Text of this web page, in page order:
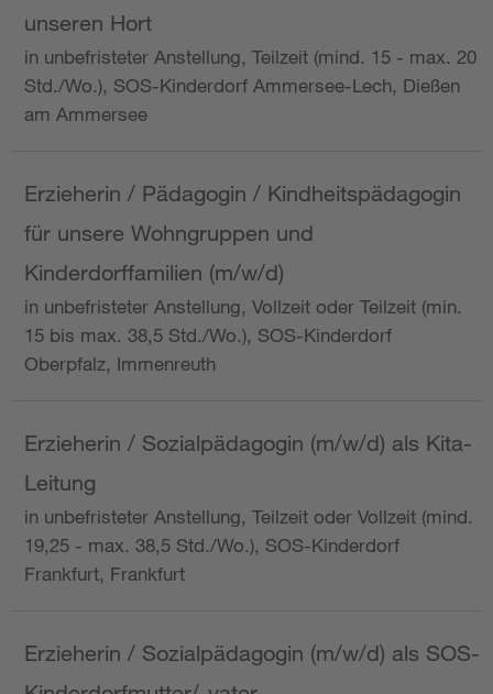
unseren Hort
in unbefristeter Anstellung, Teilzeit (mind. 15 - max. 20
Std./Wo.), SOS-Kinderdorf Ammersee-Lech, Dießen
am Ammersee
Erzieherin / Pädagogin / Kindheitspädagogin
für unsere Wohngruppen und
Kinderdorffamilien (m/w/d)
in unbefristeter Anstellung, Vollzeit oder Teilzeit (min.
15 bis max. 38,5 Std./Wo.), SOS-Kinderdorf
Oberpfalz, Immenreuth
Erzieherin / Sozialpädagogin (m/w/d) als Kita-
Leitung
in unbefristeter Anstellung, Teilzeit oder Vollzeit (mind.
19,25 - max. 38,5 Std./Wo.), SOS-Kinderdorf
Frankfurt, Frankfurt
Erzieherin / Sozialpädagogin (m/w/d) als SOS-